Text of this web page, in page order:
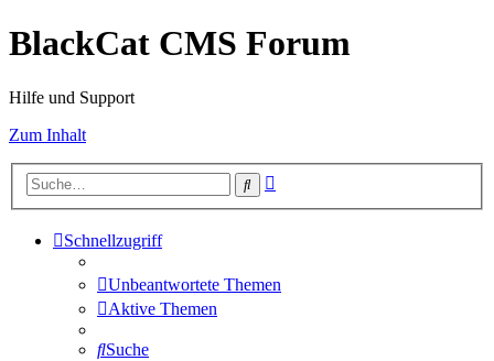
BlackCat CMS Forum
Hilfe und Support
Zum Inhalt
Suche
Schnellzugriff
Unbeantwortete Themen
Aktive Themen
Suche